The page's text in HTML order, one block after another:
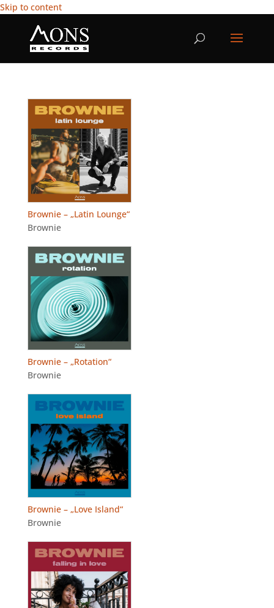
Skip to content
Brownie – „Latin Lounge“
Brownie
Brownie – „Rotation“
Brownie
Brownie – „Love Island“
Brownie